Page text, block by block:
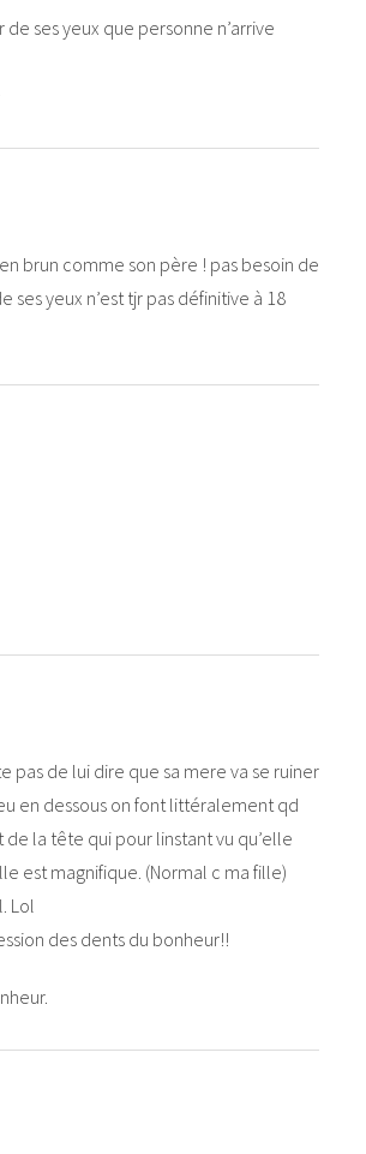
ses yeux que personne n’arrive
brun comme son père ! pas besoin de
ses yeux n’est tjr pas définitive à 18
pas de lui dire que sa mere va se ruiner
en dessous on font littéralement qd
la tête qui pour linstant vu qu’elle
est magnifique. (Normal c ma fille)
Lol
des dents du bonheur!!